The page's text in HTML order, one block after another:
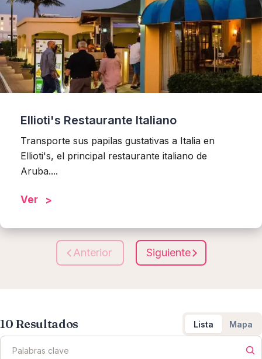
Ellioti's Restaurante Italiano
Transporte sus papilas gustativas a Italia en
Ellioti's, el principal restaurante italiano de
Aruba....
Ver
Anterior Siguiente
10 Resultados Lista Mapa